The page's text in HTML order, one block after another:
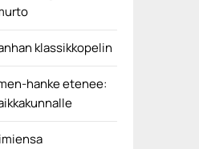
klassikkopelin
hanke etenee: